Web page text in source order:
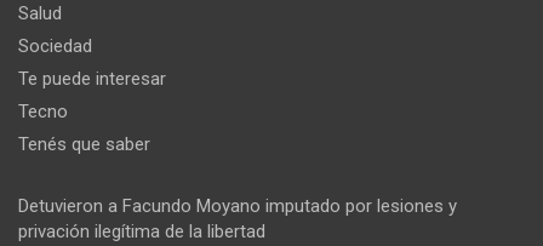
Salud
Sociedad
Te puede interesar
Tecno
Tenés que saber
Detuvieron a Facundo Moyano imputado por lesiones y
privación ilegítima de la libertad